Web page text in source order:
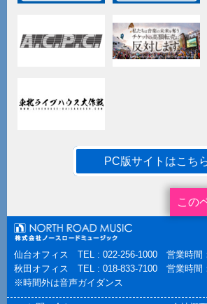
PC版サイトはこち
この
仙台オフィス TEL : 022-256-1000 営業時間
秋田オフィス TEL : 018-833-7100 営業時間
※時間外は音声ガイダンス